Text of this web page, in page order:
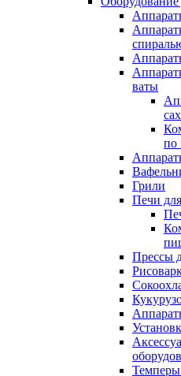
ваты
по
Грили
Печи
Прессы
Темперы